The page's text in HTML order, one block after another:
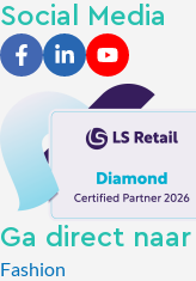
Social Media
Ga direct naar
Fashion